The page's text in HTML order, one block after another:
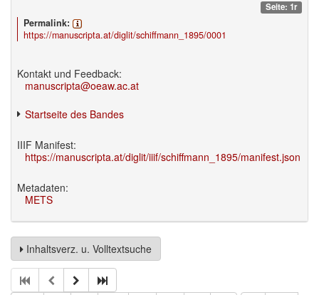
Seite: 1r
Permalink:
https://manuscripta.at/diglit/schiffmann_1895/0001
Kontakt und Feedback:
manuscripta@oeaw.ac.at
Startseite des Bandes
IIIF Manifest:
https://manuscripta.at/diglit/iiif/schiffmann_1895/manifest.json
Metadaten:
METS
Inhaltsverz. u. Volltextsuche